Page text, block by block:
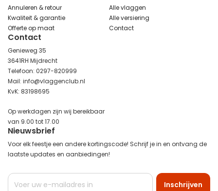
Annuleren & retour
Kwaliteit & garantie
Offerte op maat
Alle vlaggen
Alle versiering
Contact
Contact
Genieweg 35
3641RH Mijdrecht
Telefoon: 0297-820999
Mail: info@vlaggenclub.nl
KvK: 83198695
Op werkdagen zijn wij bereikbaar
van 9.00 tot 17.00
Nieuwsbrief
Voor elk feestje een andere kortingscode! Schrijf je in en ontvang de
laatste updates en aanbiedingen!
Abonneer
Inschrijven